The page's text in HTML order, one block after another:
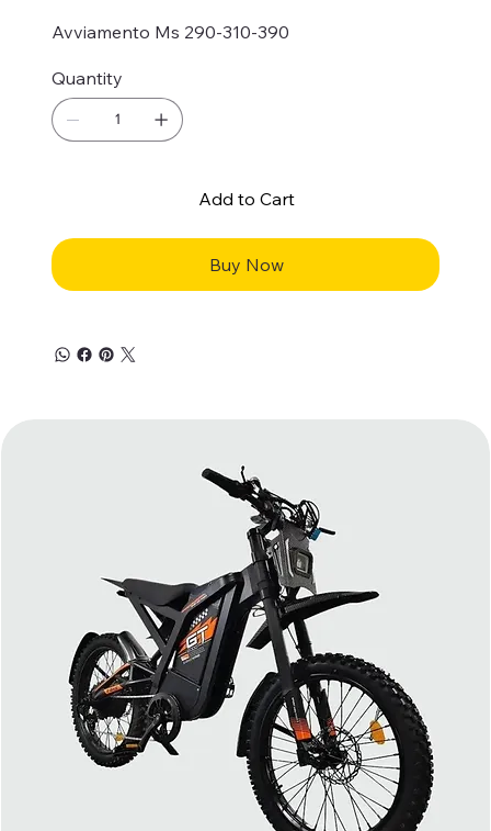
Avviamento Ms 290-310-390
Quantity
Add to Cart
Buy Now